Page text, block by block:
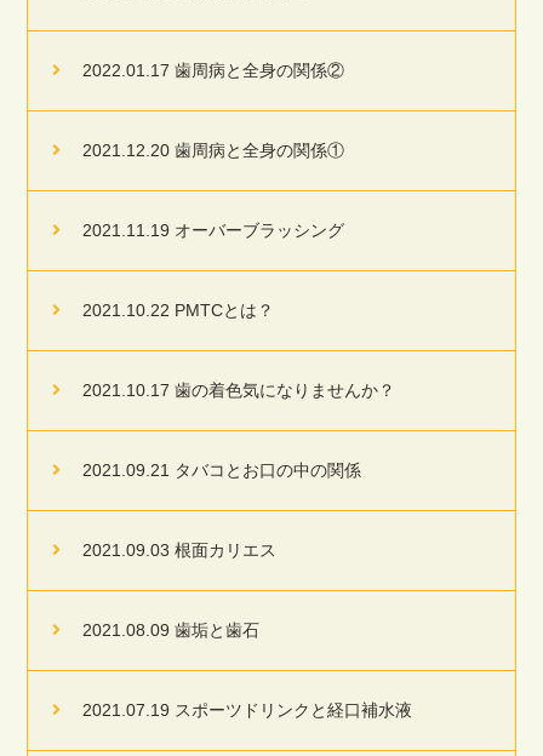
2022.01.17 歯周病と全身の関係②
2021.12.20 歯周病と全身の関係①
2021.11.19 オーバーブラッシング
2021.10.22 PMTCとは？
2021.10.17 歯の着色気になりませんか？
2021.09.21 タバコとお口の中の関係
2021.09.03 根面カリエス
2021.08.09 歯垢と歯石
2021.07.19 スポーツドリンクと経口補水液